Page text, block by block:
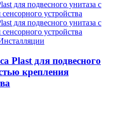
Plast для подвесного
крепления